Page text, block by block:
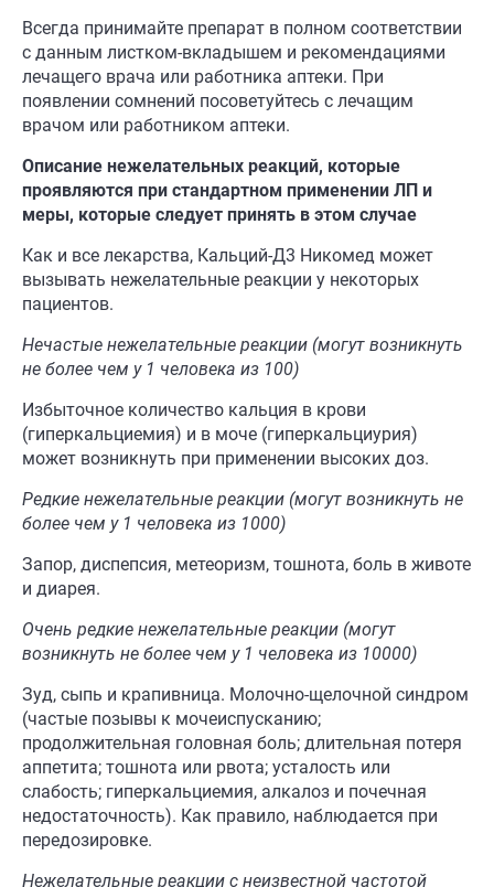
Всегда принимайте препарат в полном соответствии
с данным листком-вкладышем и рекомендациями
лечащего врача или работника аптеки. При
появлении сомнений посоветуйтесь с лечащим
врачом или работником аптеки.
Описание нежелательных реакций, которые
проявляются при стандартном применении ЛП и
меры, которые следует принять в этом случае
Как и все лекарства, Кальций-Д3 Никомед может
вызывать нежелательные реакции у некоторых
пациентов.
Нечастые нежелательные реакции (могут возникнуть
не более чем у 1 человека из 100)
Избыточное количество кальция в крови
(гиперкальциемия) и в моче (гиперкальциурия)
может возникнуть при применении высоких доз.
Редкие нежелательные реакции (могут возникнуть не
более чем у 1 человека из 1000)
Запор, диспепсия, метеоризм, тошнота, боль в животе
и диарея.
Очень редкие нежелательные реакции (могут
возникнуть не более чем у 1 человека из 10000)
Зуд, сыпь и крапивница. Молочно-щелочной синдром
(частые позывы к мочеиспусканию;
продолжительная головная боль; длительная потеря
аппетита; тошнота или рвота; усталость или
слабость; гиперкальциемия, алкалоз и почечная
недостаточность). Как правило, наблюдается при
передозировке.
Нежелательные реакции с неизвестной частотой